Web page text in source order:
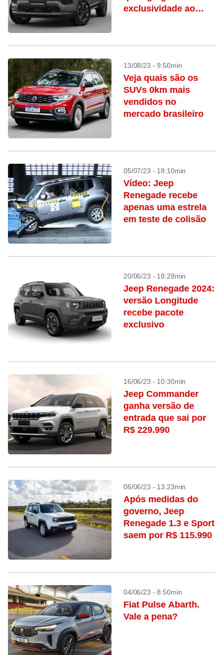
exclusividade ao
13/08/23 - 9:50min
Veja quais são os
SUVs 0km mais
vendidos no
mercado brasileiro
05/07/23 - 18:10min
Vídeo: Jeep
Renegade recebe
apenas uma estrela
em teste de colisão
20/06/23 - 18:28min
Jeep Renegade 2024:
versão Longitude
recebe pacote
exclusivo
16/06/23 - 10:30min
Jeep Commander
ganha versão de
entrada que sai por
R$ 229.990
06/06/23 - 13:23min
Após medidas do
governo, Jeep
Renegade 1.3 e Sport
saem por R$ 115.990
04/06/23 - 8:50min
Fiat Pulse Abarth.
Vale a pena?